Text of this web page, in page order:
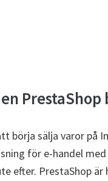
börja sälja varor på
för e-handel med
efter. PrestaShop är